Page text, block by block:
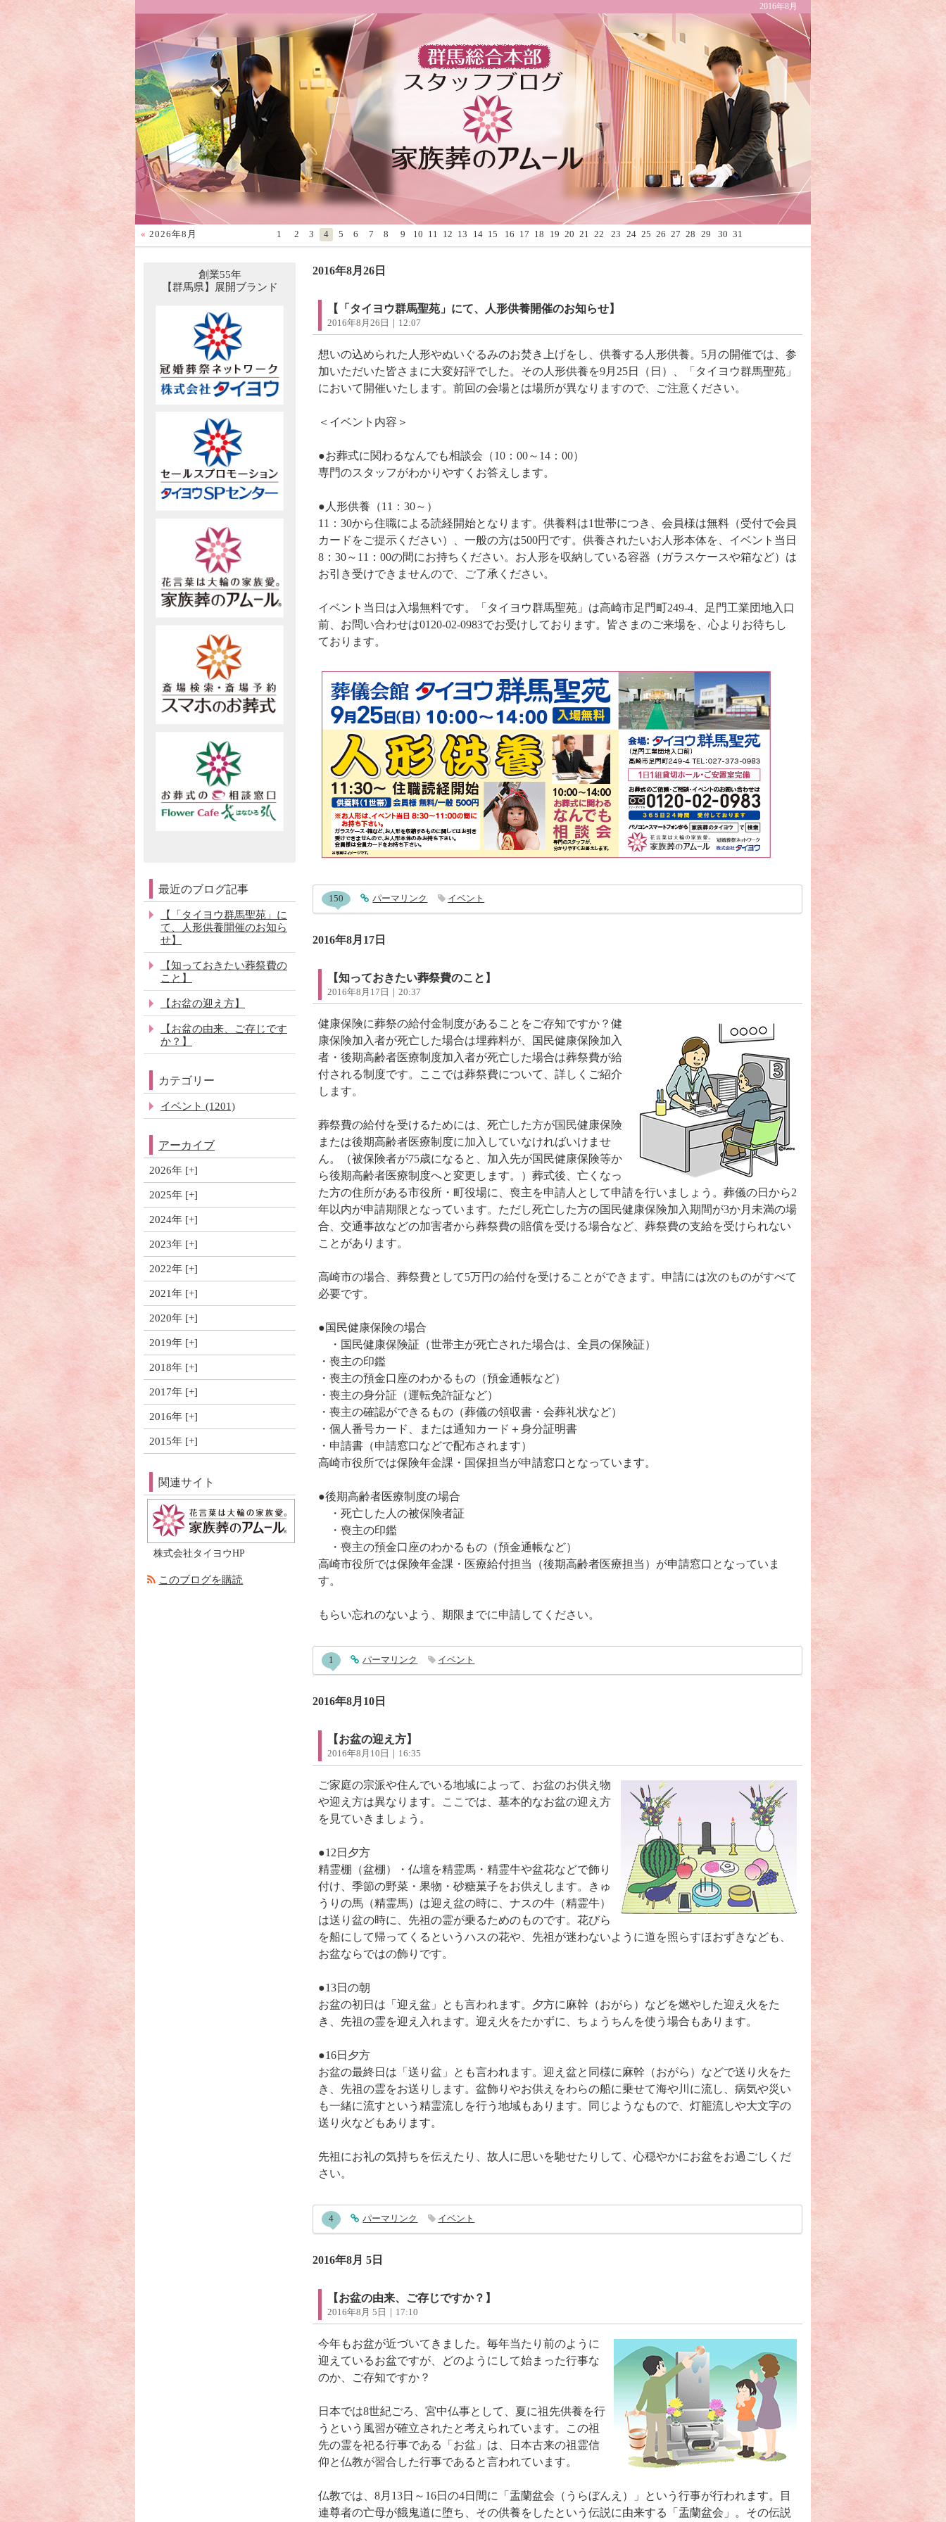
2016年8月
Calendar
« 2026年8月 1 2 3 4 5 6 7 8 9 10 11 12 13 14 15 16 17 18 19 20 21 22 23 24 25 26 27 28 29 30 31
2016年8月26日
【「タイヨウ群馬聖苑」にて、人形供養開催のお知らせ】
2016年8月26日｜12:07
想いの込められた人形やぬいぐるみのお焚き上げをし、供養する人形供養。5月の開催では、参
加いただいた皆さまに大変好評でした。その人形供養を9月25日（日）、「タイヨウ群馬聖苑」
において開催いたします。前回の会場とは場所が異なりますので、ご注意ください。
＜イベント内容＞
●お葬式に関わるなんでも相談会（10：00～14：00）
専門のスタッフがわかりやすくお答えします。
●人形供養（11：30～）
11：30から住職による読経開始となります。供養料は1世帯につき、会員様は無料（受付で会員
カードをご提示ください）、一般の方は500円です。供養されたいお人形本体を、イベント当日
8：30～11：00の間にお持ちください。お人形を収納している容器（ガラスケースや箱など）は
お引き受けできませんので、ご了承ください。
イベント当日は入場無料です。「タイヨウ群馬聖苑」は高崎市足門町249-4、足門工業団地入口
前、お問い合わせは0120-02-0983でお受けしております。皆さまのご来場を、心よりお待ちし
ております。
entry538コメント
150 entry538
パーマリンク イベント
2016年8月17日
【知っておきたい葬祭費のこと】
2016年8月17日｜20:37
健康保険に葬祭の給付金制度があることをご存知ですか？健
康保険加入者が死亡した場合は埋葬料が、国民健康保険加入
者・後期高齢者医療制度加入者が死亡した場合は葬祭費が給
付される制度です。ここでは葬祭費について、詳しくご紹介
します。
葬祭費の給付を受けるためには、死亡した方が国民健康保険
または後期高齢者医療制度に加入していなければいけませ
ん。（被保険者が75歳になると、加入先が国民健康保険等か
ら後期高齢者医療制度へと変更します。）葬式後、亡くなっ
た方の住所がある市役所・町役場に、喪主を申請人として申請を行いましょう。葬儀の日から2
年以内が申請期限となっています。ただし死亡した方の国民健康保険加入期間が3か月未満の場
合、交通事故などの加害者から葬祭費の賠償を受ける場合など、葬祭費の支給を受けられない
ことがあります。
高崎市の場合、葬祭費として5万円の給付を受けることができます。申請には次のものがすべて
必要です。
●国民健康保険の場合
・国民健康保険証（世帯主が死亡された場合は、全員の保険証）
・喪主の印鑑
・喪主の預金口座のわかるもの（預金通帳など）
・喪主の身分証（運転免許証など）
・喪主の確認ができるもの（葬儀の領収書・会葬礼状など）
・個人番号カード、または通知カード＋身分証明書
・申請書（申請窓口などで配布されます）
高崎市役所では保険年金課・国保担当が申請窓口となっています。
●後期高齢者医療制度の場合
・死亡した人の被保険者証
・喪主の印鑑
・喪主の預金口座のわかるもの（預金通帳など）
高崎市役所では保険年金課・医療給付担当（後期高齢者医療担当）が申請窓口となっていま
す。
もらい忘れのないよう、期限までに申請してください。
entry533コメント
1 entry533
パーマリンク イベント
2016年8月10日
【お盆の迎え方】
2016年8月10日｜16:35
ご家庭の宗派や住んでいる地域によって、お盆のお供え物
や迎え方は異なります。ここでは、基本的なお盆の迎え方
を見ていきましょう。
●12日夕方
精霊棚（盆棚）・仏壇を精霊馬・精霊牛や盆花などで飾り
付け、季節の野菜・果物・砂糖菓子をお供えします。きゅ
うりの馬（精霊馬）は迎え盆の時に、ナスの牛（精霊牛）
は送り盆の時に、先祖の霊が乗るためのものです。花びら
を船にして帰ってくるというハスの花や、先祖が迷わないように道を照らすほおずきなども、
お盆ならではの飾りです。
●13日の朝
お盆の初日は「迎え盆」とも言われます。夕方に麻幹（おがら）などを燃やした迎え火をた
き、先祖の霊を迎え入れます。迎え火をたかずに、ちょうちんを使う場合もあります。
●16日夕方
お盆の最終日は「送り盆」とも言われます。迎え盆と同様に麻幹（おがら）などで送り火をた
き、先祖の霊をお送りします。盆飾りやお供えをわらの船に乗せて海や川に流し、病気や災い
も一緒に流すという精霊流しを行う地域もあります。同じようなもので、灯籠流しや大文字の
送り火などもあります。
先祖にお礼の気持ちを伝えたり、故人に思いを馳せたりして、心穏やかにお盆をお過ごしくだ
さい。
entry531コメント
4 entry531
パーマリンク イベント
2016年8月 5日
【お盆の由来、ご存じですか？】
2016年8月 5日｜17:10
今年もお盆が近づいてきました。毎年当たり前のように
迎えているお盆ですが、どのようにして始まった行事な
のか、ご存知ですか？
日本では8世紀ごろ、宮中仏事として、夏に祖先供養を行
うという風習が確立されたと考えられています。この祖
先の霊を祀る行事である「お盆」は、日本古来の祖霊信
仰と仏教が習合した行事であると言われています。
仏教では、8月13日～16日の4日間に「盂蘭盆会（うらぼんえ）」という行事が行われます。目
連尊者の亡母が餓鬼道に堕ち、その供養をしたという伝説に由来する「盂蘭盆会」。その伝説
創業55年
【群馬県】展開ブランド
最近のブログ記事
【「タイヨウ群馬聖苑」に
て、人形供養開催のお知ら
せ】
【知っておきたい葬祭費の
こと】
【お盆の迎え方】
【お盆の由来、ご存じです
か？】
カテゴリー
イベント (1201)
アーカイブ
2026年
2025年
2024年
2023年
2022年
2021年
2020年
2019年
2018年
2017年
2016年
2015年
関連サイト
株式会社タイヨウHP
このブログを購読